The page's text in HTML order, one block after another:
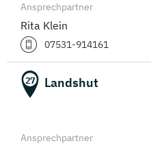
Ansprechpartner
Rita Klein
07531-914161
27 Landshut
Ansprechpartner